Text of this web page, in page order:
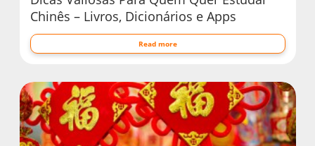
Chinês – Livros, Dicionários e Apps
Read more